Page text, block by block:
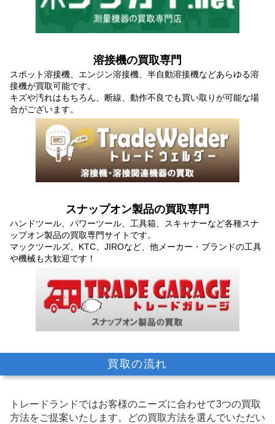
溶接機の買取専門
スポット溶接機、エンジン溶接機、半自動溶接機などあらゆる溶
接機が買取可能です。
キズや汚れはもちろん、断線、動作不良でも買い取りが可能な場
合がございます。
スナップオン製品の買取専門
ハンドツール、パワーツール、工具箱、スキャナーなど各種スナ
ップオン製品の買取専門サイトです。
マックツールズ、KTC、JIROなど、他メーカー・ブランドの工具
や機械も大歓迎です！
買取の流れ
トレードランドではお客様のニーズに合わせて3つの買取
方法をご提案いたします。
どの買取方法を選んでいただい